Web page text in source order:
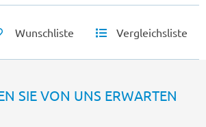
Wunschliste Vergleichsliste
SIE VON UNS ERWARTEN